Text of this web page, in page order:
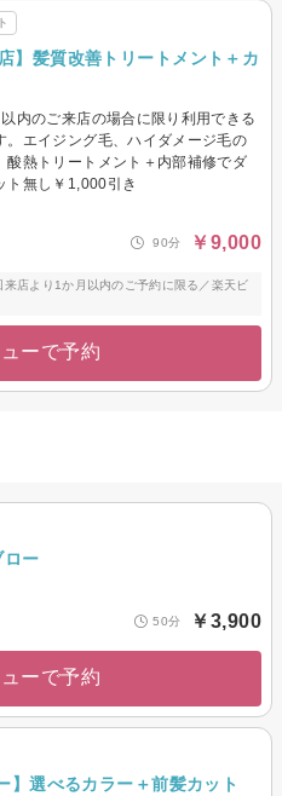
】髪質改善トリートメント＋カ
内のご来店の場合に限り利用できる
。エイジング毛、ハイダメージ毛の
酸熱トリートメント＋内部補修でダ
無し￥1,000引き
90分 ￥9,000
店より1か月以内のご予約に限る／楽天ビ
ーで予約
ロー
50分 ￥3,900
ーで予約
】選べるカラー＋前髪カット